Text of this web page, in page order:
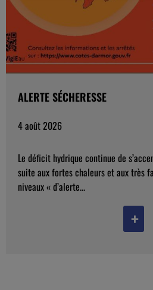
ALERTE SÉCHERESSE
4 août 2026
Le déficit hydrique continue de
suite aux fortes chaleurs et aux très
niveaux « d’alerte...
+